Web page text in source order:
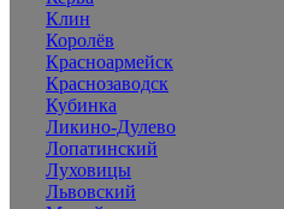
Клин
Королёв
Красноармейск
Краснозаводск
Кубинка
Ликино-Дулево
Лопатинский
Луховицы
Львовский